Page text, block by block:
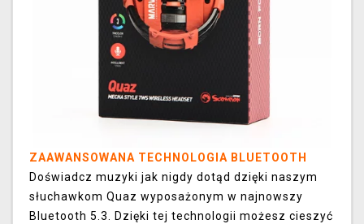
ZAAWANSOWANA TECHNOLOGIA BLUETOOTH
Doświadcz muzyki jak nigdy dotąd dzięki naszym
słuchawkom Quaz wyposażonym w najnowszy
Bluetooth 5.3. Dzięki tej technologii możesz cieszyć